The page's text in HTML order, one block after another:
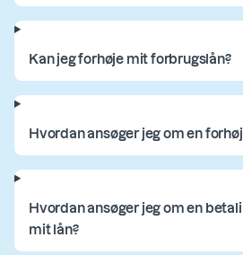
Kan jeg forhøje mit forbrugslån?
Hvordan ansøger jeg om en
Hvordan ansøger jeg om en
mit lån?